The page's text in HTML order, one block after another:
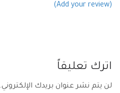
(Add your review)
اترك تعليقاً
لن يتم نشر عنوان بريدك الإلكتروني.